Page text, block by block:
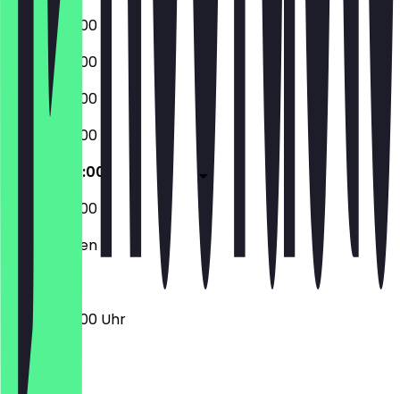
07:00 - 22:00
07:00 - 22:00
07:00 - 22:00
07:00 - 22:00
07:00 - 22:00
07:00 - 22:00
Geschlossen
07:00 - 22:00 Uhr